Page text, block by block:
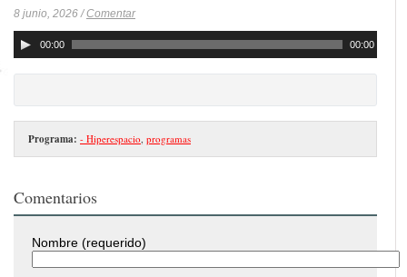
8 junio, 2026 /Comentar
Reproductor
audio
00:00 00:00
Programa: - Hiperespacio, programas
Comentarios
Nombre (requerido)